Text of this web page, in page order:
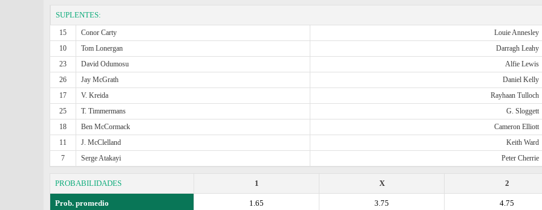
SUPLENTES:
15 Conor Carty Louie Annesley
10
Tom Lonergan Darragh Leahy
23
David Odumosu Alfie Lewis
26
Jay McGrath Daniel Kelly
17
V. Kreida Rayhaan Tulloch
25
T. Timmermans G. Sloggett
18
Ben McCormack Cameron Elliott
11
J. McClelland Keith Ward
7
Serge Atakayi Peter Cherrie
PROBABILIDADES 2
X
1
Prob. promedio 4.75
3.75
1.65